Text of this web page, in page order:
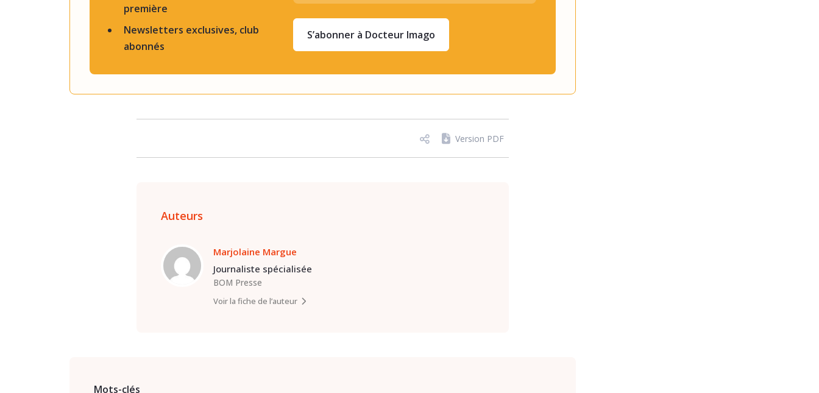
première
Newsletters exclusives, club
abonnés
S’abonner à Docteur Imago
Version PDF
Auteurs
Marjolaine Margue
Journaliste spécialisée
BOM Presse
Voir la fiche de l’auteur
Mots-clés